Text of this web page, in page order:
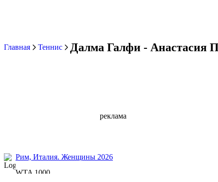
Главная Теннис Далма Галфи - Анастасия
реклама
Рим, Италия. Женщины 2026
WTA 1000